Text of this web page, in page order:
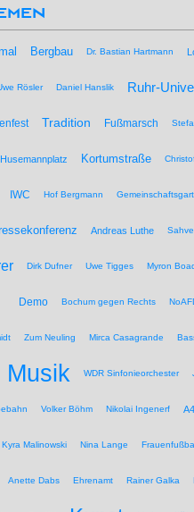
Bergbau Dr. Bastian Hartmann
Rösler Daniel Hanslik Ruhr-
Tradition Fußmarsch
Husemannplatz Kortumstraße
IWC Hof Bergmann
Andreas Luthe
Dirk Dufner Uwe Tigges Myron
Demo Bochum gegen Rechts
Zum Neuling Mirca Casagrande
Musik WDR Sinfonieorchester
Volker Böhm Nikolai Ingenerf
Kyra Malinowski Nina Lange
Anette Dabs Ehrenamt Rainer Galka